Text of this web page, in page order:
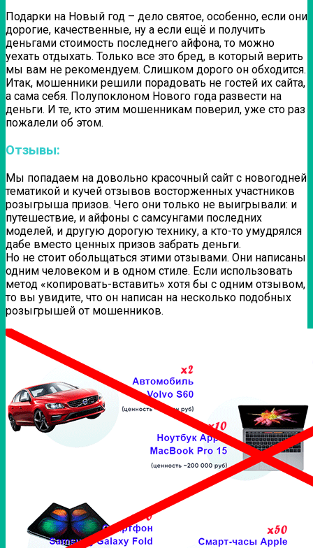
Подарки на Новый год – дело святое, особенно, если они
дорогие, качественные, ну а если ещё и получить
деньгами стоимость последнего айфона, то можно
уехать отдыхать. Только все это бред, в который верить
мы вам не рекомендуем. Слишком дорого он обходится.
Итак, мошенники решили порадовать не гостей их сайта,
а сама себя. Полупоклоном Нового года развести на
деньги. И те, кто этим мошенникам поверил, уже сто раз
пожалели об этом.
Отзывы:
Мы попадаем на довольно красочный сайт с новогодней
тематикой и кучей отзывов восторженных участников
розыгрыша призов. Чего они только не выигрывали: и
путешествие, и айфоны с самсунгами последних
моделей, и другую дорогую технику, а кто-то умудрялся
дабе вместо ценных призов забрать деньги.
Но не стоит обольщаться этими отзывами. Они написаны
одним человеком и в одном стиле. Если использовать
метод «копировать-вставить» хотя бы с одним отзывом,
то вы увидите, что он написан на несколько подобных
розыгрышей от мошенников.